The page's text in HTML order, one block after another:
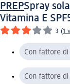
PREPSpray
Vitamina E
3 (1
Con fattore di
Con fattore di